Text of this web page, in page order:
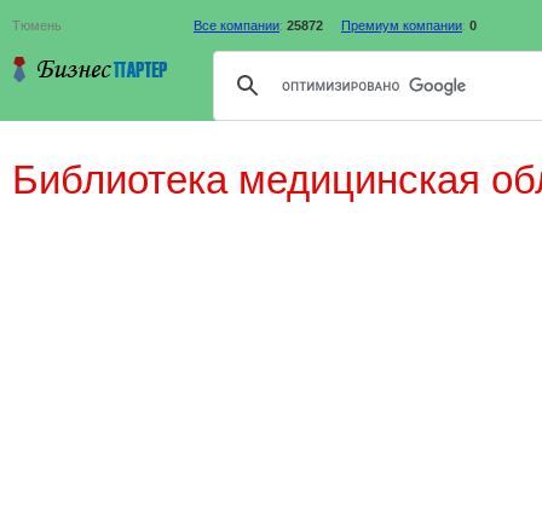
Тюмень Все компании: 25872 Премиум компании: 0
Библиотека медицинская